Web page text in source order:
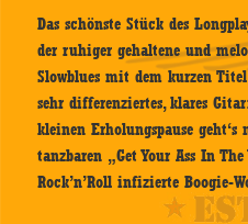
Das schönste Stück des
der ruhiger gehaltene und
Slowblues mit dem kurzen
sehr differenziertes, klares
kleinen Erholungspause
tanzbaren „Get Your Ass In
Rock’n’Roll infizierte Boogie-